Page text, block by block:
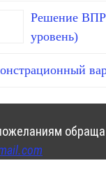
Решение ВПР
уровень)